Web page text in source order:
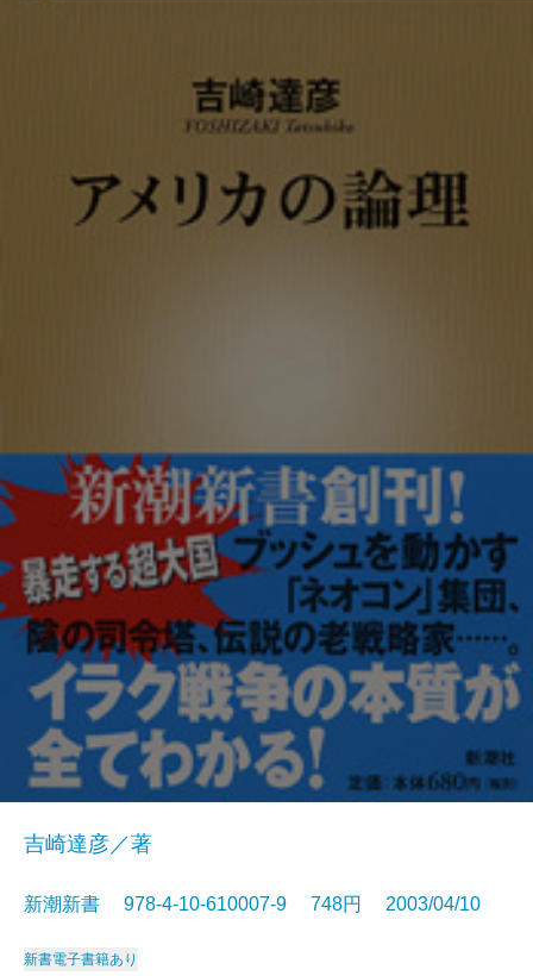
吉崎達彦／著
新潮新書 978-4-10-610007-9 748円 2003/04/10
新書電子書籍あり